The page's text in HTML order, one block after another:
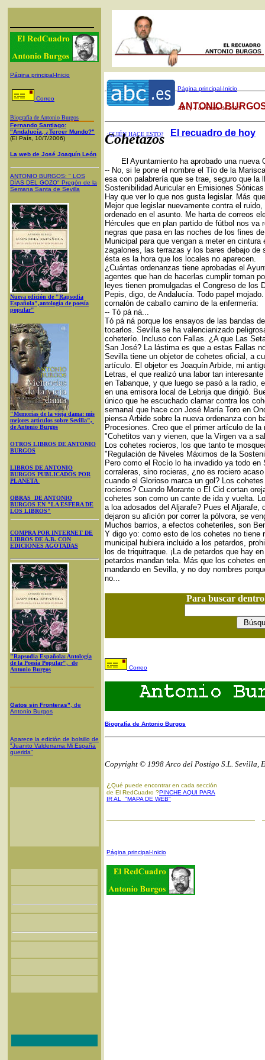
Página principal-Inicio
Correo
Biografía de Antonio Burgos
Fernando Santiago:
"Andalucía, ¿Tercer Mundo?"
(El País, 10/7/2006)
La web de José Joaquín León
ANTONIO BURGOS: " LOS
DÍAS DEL GOZO" Pregón de la
Semana Santa de Sevilla
Nueva edición de "Rapsodia
Española",antología de poesía
popular"
"Memorias de la vieja dama: mis
mejores artículos sobre Sevilla",
de Antonio Burgos
OTROS LIBROS DE ANTONIO
BURGOS
LIBROS DE ANTONIO
BURGOS PUBLICADOS POR
PLANETA
OBRAS DE ANTONIO
BURGOS EN "LA ESFERA DE
LOS LIBROS"
COMPRA POR INTERNET DE
LIBROS DE A.B. CON
EDICIONES AGOTADAS
"Rapsodia Española: Antología
de la Poesía Popular", de
Antonio Burgos
Gatos sin Fronteras" , de
Antonio Burgos
Aparece la edición de bolsillo de
"Juanito Valderrama:Mi España
querida"
Página principal-Inicio
ABC, 4 de marzo de 2013
¿QUIÉN HACE ESTO? El recuadro de hoy
ANTONIO
Cohetazos
El Ayuntamiento ha aprobado una nueva
-- No, si le pone el nombre el Tío de la
esa con palabrería que se trae, seguro que
Sostenibilidad Auricular en Emisiones
Hay que ver lo que nos gusta legislar. Más
Mejor que legislar nuevamente contra el
ordenado en el asunto. Me harta de correos
Hércules que en plan partido de fútbol nos
negras que pasa en las noches de los fines
Municipal para que vengan a meter en
zagalones, las terrazas y los bares debajo
ésta es la hora que los locales no aparecen.
¿Cuántas ordenanzas tiene aprobadas el
agentes que han de hacerlas cumplir toman
leyes tienen promulgadas el Congreso de los
Pepis, digo, de Andalucía. Todo papel
cornalón de caballo camino de la enfermería:
-- Tó pá ná...
Tó pá ná porque los ensayos de las bandas
tocarlos. Sevilla se ha valencianizado
coheterío. Incluso con Fallas. ¿A que Las
San José? La lástima es que a estas Fallas
Sevilla tiene un objetor de cohetes oficial, a
artículo. El objetor es Joaquín Arbide, mi
Letras, el que realizó una labor tan
en Tabanque, y que luego se pasó a la radio,
en una emisora local de Lebrija que dirigió.
único que he escuchado clamar contra los
semanal que hace con José María Toro en
piensa Arbide sobre la nueva ordenanza con
Procesiones. Creo que el primer artículo de
"Cohetitos van y vienen, que la Virgen va a
Los cohetes rocieros, los que tanto te
"Regulación de Niveles Máximos de la
Pero como el Rocío lo ha invadido ya todo
corraleras, sino rocieras, ¿no es rociero
cuando el Glorioso marca un gol? Los
rocieros? Cuando Morante o El Cid cortan
cohetes son como un cante de ida y vuelta.
a loa adosados del Aljarafe? Pues el Aljarafe,
dejaron su afición por correr la pólvora, se
Muchos barrios, a efectos coheteriles, son
Y digo yo: como esto de los cohetes no tiene
municipal hubiera incluido a los petardos,
los de triquitraque. ¡La de petardos que hay
petardos mandan tela. Más que los cohetes
mandando en Sevilla, y no doy nombres
no...
Para buscar
Correo
Biografía de Antonio Burgos
Copyright © 1998 Arco del Postigo S.L. Sevilla,
¿ Qué puede encontrar en cada sección
de El RedCuadro ?PINCHE AQUI PARA
IR AL "MAPA DE WEB"
Página principal-Inicio